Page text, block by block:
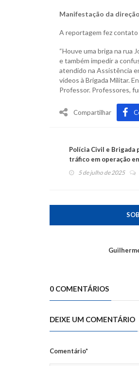
Manifestação da direção
A reportagem fez contato
“Houve uma briga na rua
e também impedir a
atendido na Assistência
vídeos à Brigada Militar.
Professor. Professores,
Compartilhar
Polícia Civil e
tráfico em operação
5 de julho de 2025
0 COMENTÁRIOS
DEIXE UM COMENTÁRIO
Comentário*